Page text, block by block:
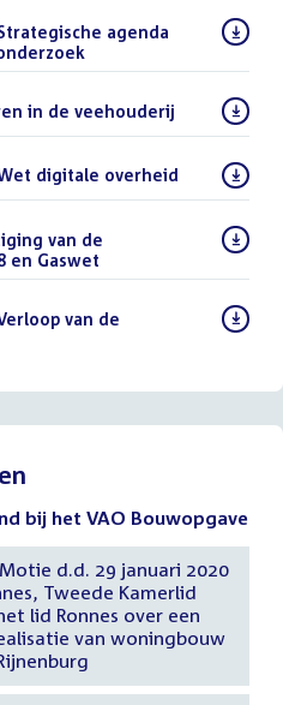
agenda
in de veehouderij
digitale overheid
van de
en Gaswet
van de
bij het VAO Bouwopgave
d.d. 29 januari 2020
Tweede Kamerlid
lid Ronnes over een
van woningbouw